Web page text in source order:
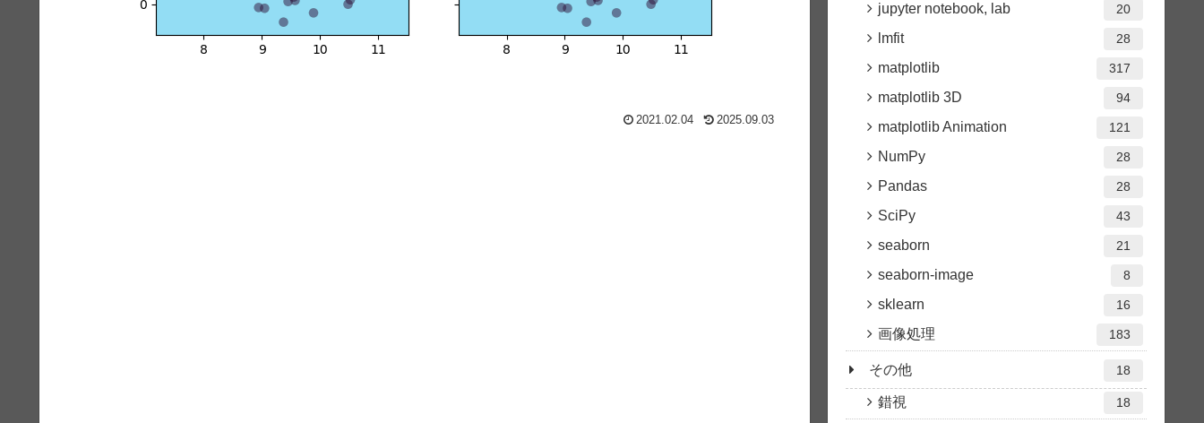
2021.02.04 2025.09.03
jupyter notebook, lab 20
lmfit 28
matplotlib 317
matplotlib 3D 94
matplotlib Animation 121
NumPy 28
Pandas 28
SciPy 43
seaborn 21
seaborn-image 8
sklearn 16
画像処理 183
その他 18
錯視 18